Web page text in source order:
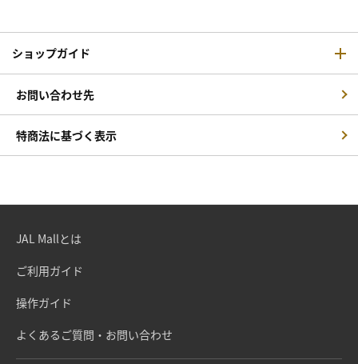
ショップガイド
お問い合わせ先
特商法に基づく表示
JAL Mallとは
ご利用ガイド
操作ガイド
よくあるご質問・お問い合わせ